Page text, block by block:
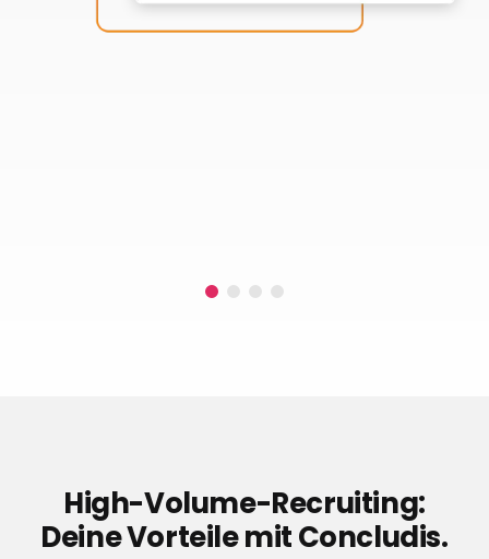
Theme-
High-Volume-Recruiting:
Deine Vorteile mit Concludis.